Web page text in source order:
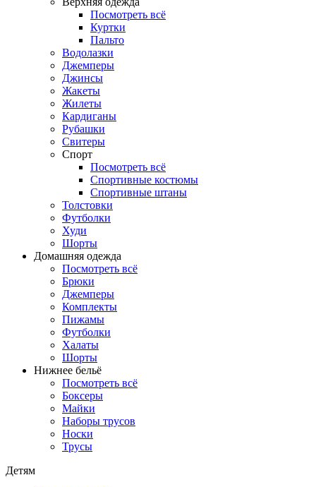
Посмотреть всё
Куртки
Пальто
Водолазки
Джемперы
Джинсы
Жакеты
Жилеты
Кардиганы
Рубашки
Свитеры
Спорт
Посмотреть всё
Спортивные костюмы
Спортивные штаны
Толстовки
Футболки
Худи
Шорты
Домашняя одежда
Посмотреть всё
Брюки
Джемперы
Комплекты
Пижамы
Футболки
Халаты
Шорты
Нижнее бельё
Посмотреть всё
Боксеры
Майки
Наборы трусов
Носки
Трусы
Детям